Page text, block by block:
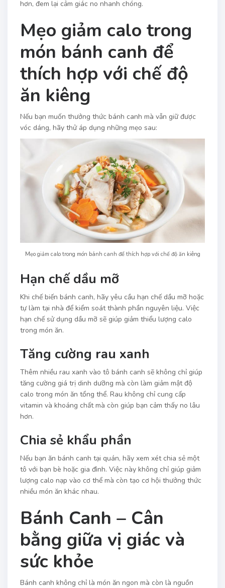
hơn, đem lại cảm giác no nhanh chóng.
Mẹo giảm calo trong
món bánh canh để
thích hợp với chế độ
ăn kiêng
Nếu bạn muốn thưởng thức bánh canh mà vẫn giữ được
vóc dáng, hãy thử áp dụng những mẹo sau:
Mẹo giảm calo trong món bánh canh để thích hợp với chế độ ăn kiêng
Hạn chế dầu mỡ
Khi chế biến bánh canh, hãy yêu cầu hạn chế dầu mỡ hoặc
tự làm tại nhà để kiểm soát thành phần nguyên liệu. Việc
hạn chế sử dụng dầu mỡ sẽ giúp giảm thiểu lượng calo
trong món ăn.
Tăng cường rau xanh
Thêm nhiều rau xanh vào tô bánh canh sẽ không chỉ giúp
tăng cường giá trị dinh dưỡng mà còn làm giảm mật độ
calo trong món ăn tổng thể. Rau không chỉ cung cấp
vitamin và khoáng chất mà còn giúp bạn cảm thấy no lâu
hơn.
Chia sẻ khẩu phần
Nếu bạn ăn bánh canh tại quán, hãy xem xét chia sẻ một
tô với bạn bè hoặc gia đình. Việc này không chỉ giúp giảm
lượng calo nạp vào cơ thể mà còn tạo cơ hội thưởng thức
nhiều món ăn khác nhau.
Bánh Canh – Cân
bằng giữa vị giác và
sức khỏe
Bánh canh không chỉ là món ăn ngon mà còn là nguồn